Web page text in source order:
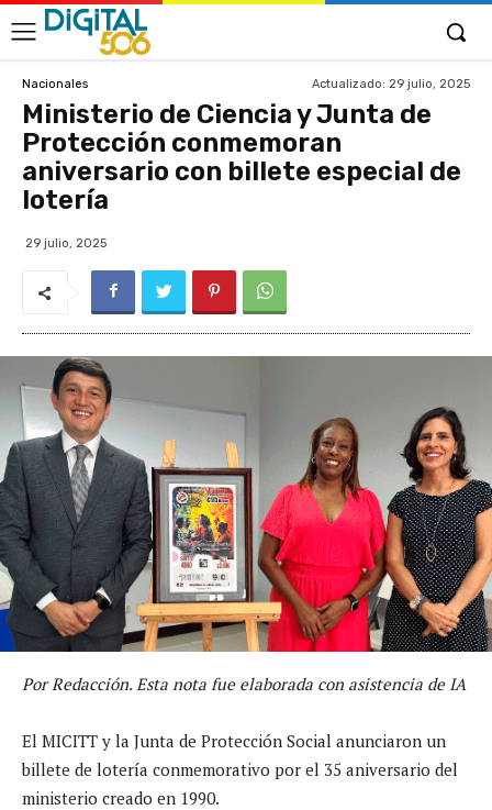
Nacionales Actualizado: 29 julio, 2025
Ministerio de Ciencia y Junta de
Protección conmemoran
aniversario con billete especial de
lotería
29 julio, 2025
Por Redacción. Esta nota fue elaborada con asistencia de IA
El MICITT y la Junta de Protección Social anunciaron un
billete de lotería conmemorativo por el 35 aniversario del
ministerio creado en 1990.